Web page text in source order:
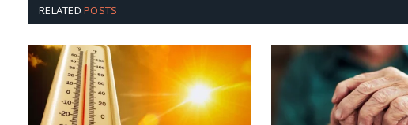
RELATEDPOSTS